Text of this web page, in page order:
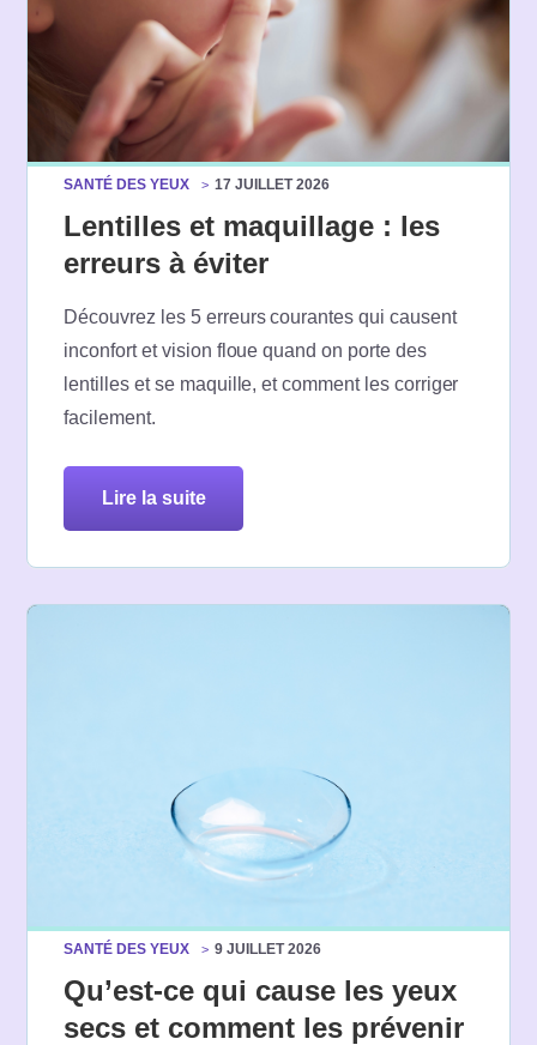
SANTÉ DES YEUX 17 JUILLET 2026
Lentilles et maquillage : les
erreurs à éviter
Découvrez les 5 erreurs courantes qui causent
inconfort et vision floue quand on porte des
lentilles et se maquille, et comment les corriger
facilement.
lire la suite
SANTÉ DES YEUX 9 JUILLET 2026
Qu’est-ce qui cause les yeux
secs et comment les prévenir